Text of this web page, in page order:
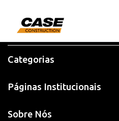
Categorias
Páginas Institucionais
Sobre Nós